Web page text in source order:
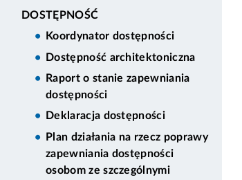
DOSTĘPNOŚĆ
Koordynator dostępności
Dostępność architektoniczna
Raport o stanie zapewniania
dostępności
Deklaracja dostępności
Plan działania na rzecz poprawy
zapewniania dostępności
osobom ze szczególnymi